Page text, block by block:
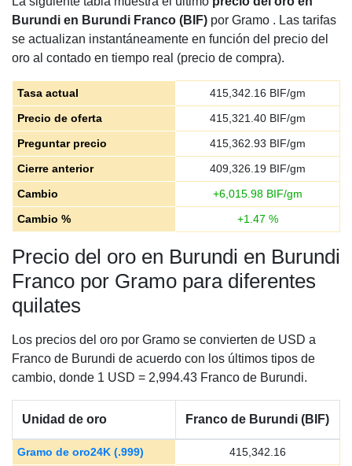
Burundi en Burundi Franco (BIF) por Gramo . Las tarifas
se actualizan instantáneamente en función del precio del
oro al contado en tiempo real (precio de compra).
Tasa actual 415,342.16 BIF/gm
Precio de oferta
415,321.40 BIF/gm
Preguntar precio
415,362.93 BIF/gm
Cierre anterior
409,326.19 BIF/gm
Cambio
+6,015.98 BIF/gm
Cambio %
+1.47 %
Precio del oro en Burundi en Burundi
Franco por Gramo para diferentes
quilates
Los precios del oro por Gramo se convierten de USD a
Franco de Burundi de acuerdo con los últimos tipos de
cambio, donde 1 USD = 2,994.43 Franco de Burundi.
Unidad de oro Franco de Burundi (BIF)
Gramo de oro24K (.999)
415,342.16